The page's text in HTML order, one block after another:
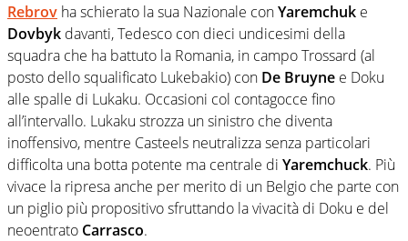
Rebrov ha schierato la sua Nazionale conYaremchuk e
Dovbyk davanti, Tedesco con dieci undicesimi della
squadra che ha battuto la Romania, in campo Trossard (al
posto dello squalificato Lukebakio) con De Bruyne e Doku
alle spalle di Lukaku. Occasioni col contagocce fino
all’intervallo. Lukaku strozza un sinistro che diventa
inoffensivo, mentre Casteels neutralizza senza particolari
difficolta una botta potente ma centrale di Yaremchuck. Più
vivace la ripresa anche per merito di un Belgio che parte con
un piglio più propositivo sfruttando la vivacità di Doku e del
neoentrato Carrasco.